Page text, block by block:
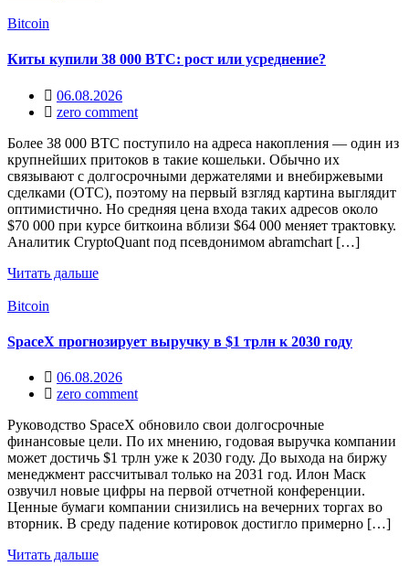
Bitcoin
Киты купили 38 000 BTC: рост или усреднение?
06.08.2026
zero comment
Более 38 000 BTC поступило на адреса накопления — один из
крупнейших притоков в такие кошельки. Обычно их
связывают с долгосрочными держателями и внебиржевыми
сделками (OTC), поэтому на первый взгляд картина выглядит
оптимистично. Но средняя цена входа таких адресов около
$70 000 при курсе биткоина вблизи $64 000 меняет трактовку.
Аналитик CryptoQuant под псевдонимом abramchart […]
Читать дальше
Bitcoin
SpaceX прогнозирует выручку в $1 трлн к 2030 году
06.08.2026
zero comment
Руководство SpaceX обновило свои долгосрочные
финансовые цели. По их мнению, годовая выручка компании
может достичь $1 трлн уже к 2030 году. До выхода на биржу
менеджмент рассчитывал только на 2031 год. Илон Маск
озвучил новые цифры на первой отчетной конференции.
Ценные бумаги компании снизились на вечерних торгах во
вторник. В среду падение котировок достигло примерно […]
Читать дальше